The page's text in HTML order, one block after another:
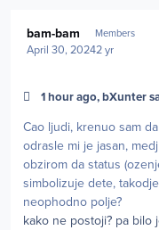
bam-bam Members
April 30, 20242 yr
1 hour ago, bXunter
Cao ljudi, krenuo sam
odrasle mi je jasan,
obzirom da status
simbolizuje dete,
neophodno polje?
kako ne postoji? pa bilo